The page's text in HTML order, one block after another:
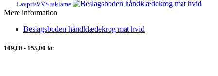
LavprisVVS reklame
Mere information
Beslagsboden håndklædekrog mat hvid
109,00 - 155,00 kr.